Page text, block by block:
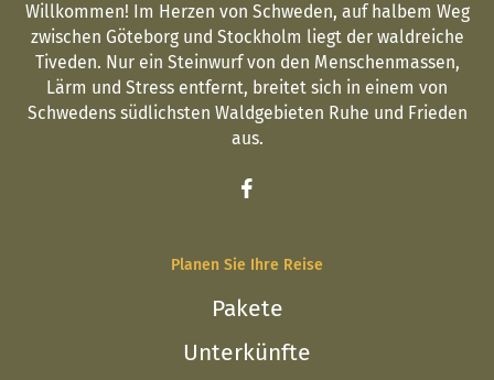
Willkommen! Im Herzen von Schweden, auf halbem Weg
zwischen Göteborg und Stockholm liegt der waldreiche
Tiveden. Nur ein Steinwurf von den Menschenmassen,
Lärm und Stress entfernt, breitet sich in einem von
Schwedens südlichsten Waldgebieten Ruhe und Frieden
aus.
Planen Sie Ihre Reise
Pakete
Unterkünfte